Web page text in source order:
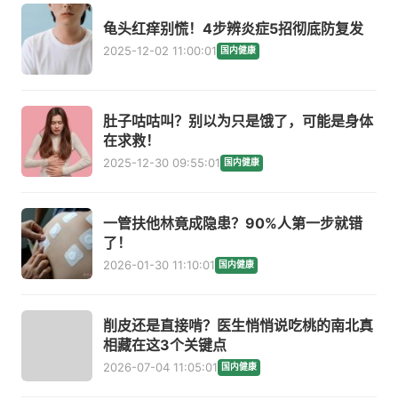
龟头红痒别慌！4步辨炎症5招彻底防复发
2025-12-02 11:00:01 国内健康
肚子咕咕叫？别以为只是饿了，可能是身体
在求救！
2025-12-30 09:55:01 国内健康
一管扶他林竟成隐患？90%人第一步就错
了！
2026-01-30 11:10:01 国内健康
削皮还是直接啃？医生悄悄说吃桃的南北真
相藏在这3个关键点
2026-07-04 11:05:01 国内健康